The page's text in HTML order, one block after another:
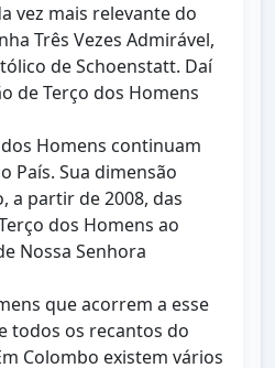
vez mais relevante do
Três Vezes Admirável,
de Schoenstatt. Daí
de Terço dos Homens
Homens continuam
País. Sua dimensão
a partir de 2008, das
dos Homens ao
Nossa Senhora
que acorrem a esse
todos os recantos do
Colombo existem vários